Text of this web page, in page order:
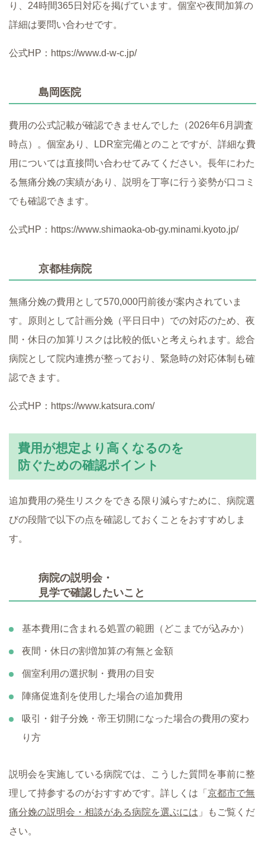
り、24時間365日対応を掲げています。個室や夜間加算の
詳細は要問い合わせです。
公式HP：https://www.d-w-c.jp/
島岡医院
費用の公式記載が確認できませんでした（2026年6月調査
時点）。個室あり、LDR室完備とのことですが、詳細な費
用については直接問い合わせてみてください。長年にわた
る無痛分娩の実績があり、説明を丁寧に行う姿勢が口コミ
でも確認できます。
公式HP：https://www.shimaoka-ob-gy.minami.kyoto.jp/
京都桂病院
無痛分娩の費用として570,000円前後が案内されていま
す。原則として計画分娩（平日日中）での対応のため、夜
間・休日の加算リスクは比較的低いと考えられます。総合
病院として院内連携が整っており、緊急時の対応体制も確
認できます。
公式HP：https://www.katsura.com/
費用が想定より高くなるのを
防ぐための確認ポイント
追加費用の発生リスクをできる限り減らすために、病院選
びの段階で以下の点を確認しておくことをおすすめしま
す。
病院の説明会・
見学で確認したいこと
基本費用に含まれる処置の範囲（どこまでが込みか）
夜間・休日の割増加算の有無と金額
個室利用の選択制・費用の目安
陣痛促進剤を使用した場合の追加費用
吸引・鉗子分娩・帝王切開になった場合の費用の変わ
り方
説明会を実施している病院では、こうした質問を事前に整
理して持参するのがおすすめです。詳しくは「 京都市で無
痛分娩の説明会・相談がある病院を選ぶには 」もご覧くだ
さい。